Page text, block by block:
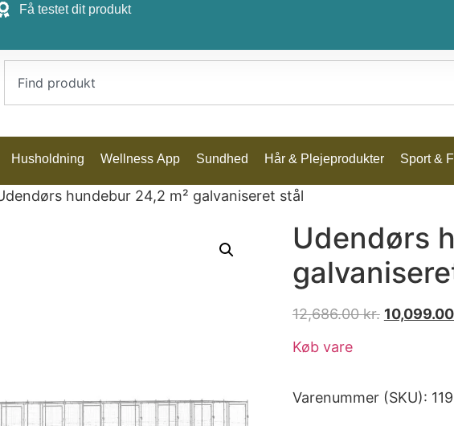
Få testet dit produkt
Husholdning Wellness App Sundhed Hår & Plejeprodukter Sport &
hundebur 24,2 m² galvaniseret stål
Udendørs
12,686.00kr. 10,099.00
Køb vare
Varenummer (SKU):